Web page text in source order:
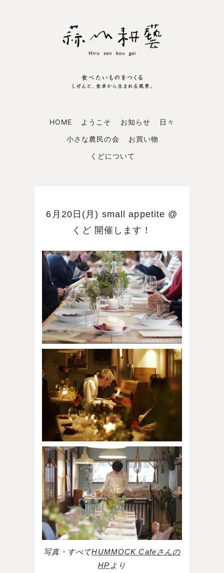
HOME ようこそ お知らせ
日々
小さな農民の会
お買い物
くどについて
6月20日(月) small appetite @
くど 開催します！
写真・すべてHUMMOCK Cafeさんの
HP より